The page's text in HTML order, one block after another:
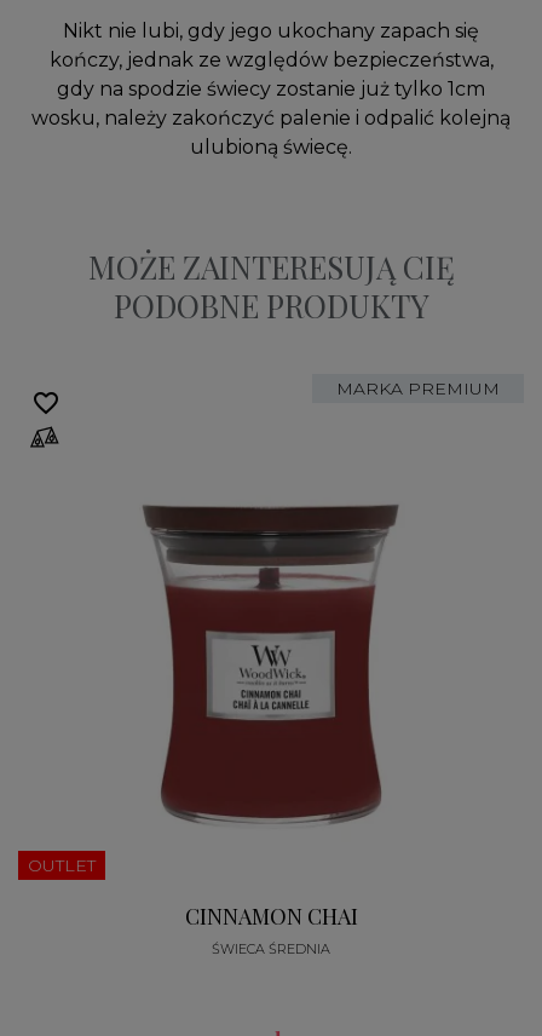
Nikt nie lubi, gdy jego ukochany zapach się
kończy, jednak ze względów bezpieczeństwa,
gdy na spodzie świecy zostanie już tylko 1cm
wosku, należy zakończyć palenie i odpalić kolejną
ulubioną świecę.
MOŻE ZAINTERESUJĄ CIĘ
PODOBNE PRODUKTY
MARKA PREMIUM
OUTLET
CINNAMON CHAI
ŚWIECA ŚREDNIA
favorite_border